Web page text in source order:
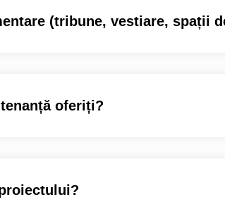
(tribune, vestiare, spații
oferiți?